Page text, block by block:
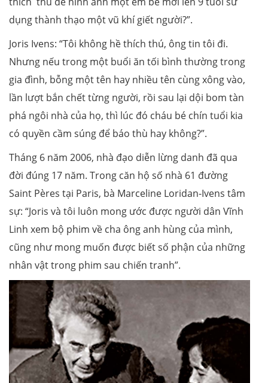
dụng thành thạo một vũ khí giết người?”.
Joris Ivens: “Tôi không hề thích thú, ông tin tôi đi.
Nhưng nếu trong một buổi ăn tối bình thường trong
gia đình, bỗng một tên hay nhiều tên cùng xông vào,
lần lượt bắn chết từng người, rồi sau lại dội bom tàn
phá ngôi nhà của họ, thì lúc đó cháu bé chín tuổi kia
có quyền cầm súng để báo thù hay không?”.
Tháng 6 năm 2006, nhà đạo diễn lừng danh đã qua
đời đúng 17 năm. Trong căn hộ số nhà 61 đường
Saint Pères tại Paris, bà Marceline Loridan-Ivens tâm
sự: “Joris và tôi luôn mong ước được người dân Vĩnh
Linh xem bộ phim về cha ông anh hùng của mình,
cũng như mong muốn được biết số phận của những
nhân vật trong phim sau chiến tranh”.